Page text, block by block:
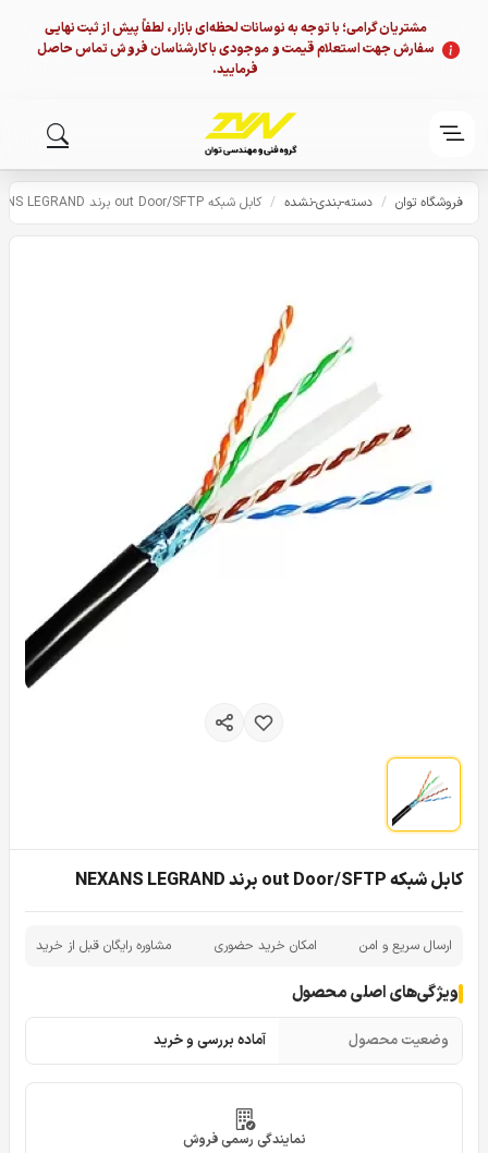
مشتریان گرامی؛ با توجه به نوسانات لحظه‌ای بازار، لطفاً پیش از ثبت نهایی
سفارش جهت استعلام قیمت و موجودی با کارشناسان فروش تماس حاصل
فرمایید.
فروشگاه توان / دسته-بندی-نشده / کابل شبکه out Door/SFTP برند NEXANS LEGRAND
کابل شبکه out Door/SFTP برند NEXANS LEGRAND
ارسال سریع و امن امکان خرید حضوری مشاوره رایگان قبل از خرید
ویژگی‌های اصلی محصول
وضعیت محصول آماده بررسی و خرید
نمایندگی رسمی فروش